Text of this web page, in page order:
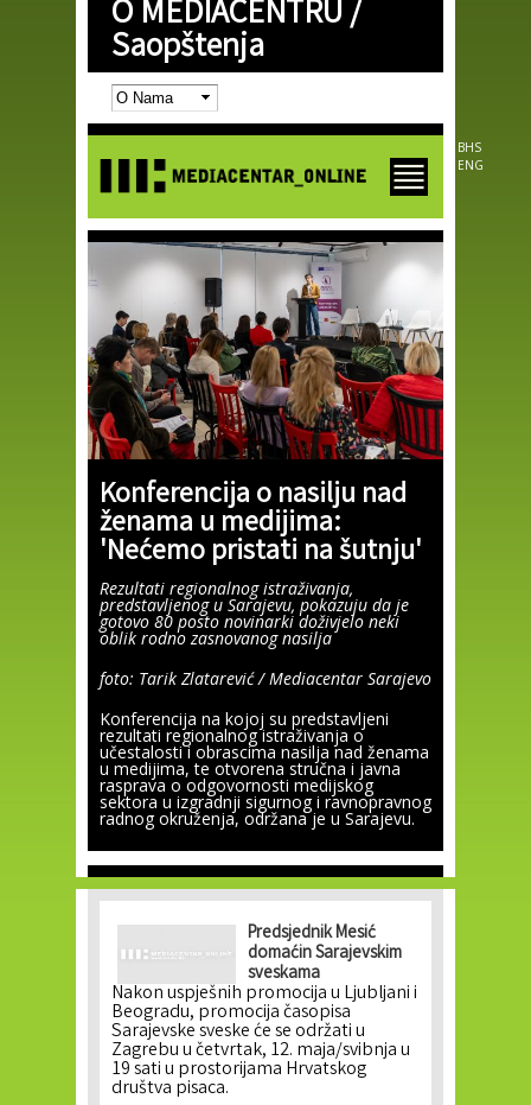
Skip to
main
content
O MEDIACENTRU /
Saopštenja
BHS
ENG
Konferencija o nasilju nad
ženama u medijima:
'Nećemo pristati na šutnju'
Rezultati regionalnog istraživanja,
predstavljenog u Sarajevu, pokazuju da je
gotovo 80 posto novinarki doživjelo neki
oblik rodno zasnovanog nasilja
foto: Tarik Zlatarević / Mediacentar Sarajevo
Konferencija na kojoj su predstavljeni
rezultati regionalnog istraživanja o
učestalosti i obrascima nasilja nad ženama
u medijima, te otvorena stručna i javna
rasprava o odgovornosti medijskog
sektora u izgradnji sigurnog i ravnopravnog
radnog okruženja, održana je u Sarajevu.
Predsjednik Mesić
domaćin Sarajevskim
sveskama
Nakon uspješnih promocija u Ljubljani i
Beogradu, promocija časopisa
Sarajevske sveske će se održati u
Zagrebu u četvrtak, 12. maja/svibnja u
19 sati u prostorijama Hrvatskog
društva pisaca.